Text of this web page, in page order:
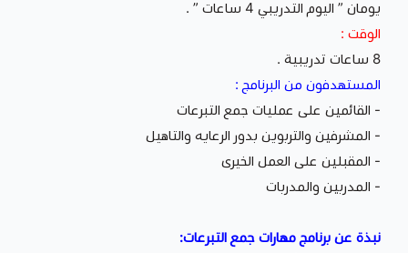
يومان ” اليوم التدريبي 4 ساعات ” .
الوقت :
8 ساعات تدريبية .
المستهدفون من البرنامج :
- القائمين على عمليات جمع التبرعات
- المشرفين والتربوين بدور الرعايه والتاهيل
- المقبلين على العمل الخيرى
- المدربين والمدربات
نبذة عن برنامج مهارات جمع التبرعات: